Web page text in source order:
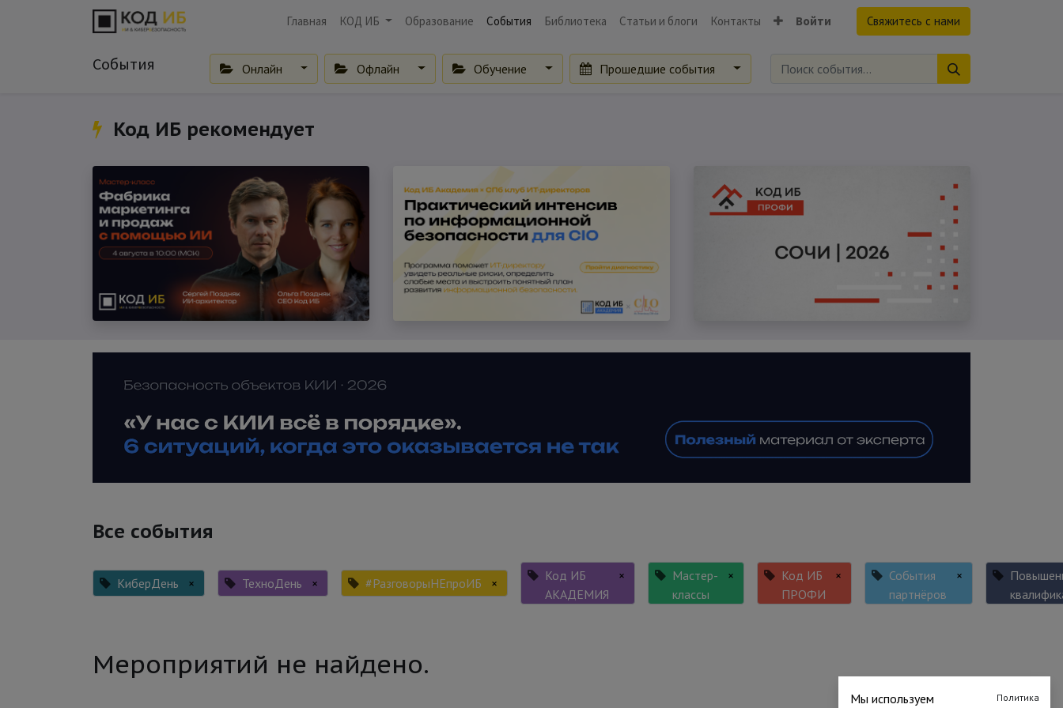
Главная КОД ИБ Образование События Библиотека Статьи и блоги Контакты Войти Свяжитесь с нами
События Онлайн Офлайн Обучение Прошедшие события
Код ИБ рекомендует
Все события
КиберДень × ТехноДень × #РазговорыНЕпроИБ ×
Код ИБ
АКАДЕМИЯ
×
Мастер-
классы
×
Код ИБ
ПРОФИ
×
События
партнёров
×
Мероприятий не найдено.
Мы используем
Политика